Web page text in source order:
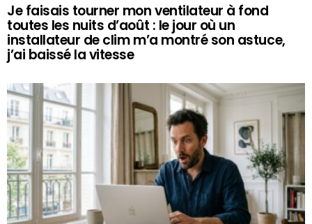
Je faisais tourner mon ventilateur à fond
toutes les nuits d’août : le jour où un
installateur de clim m’a montré son astuce,
j’ai baissé la vitesse